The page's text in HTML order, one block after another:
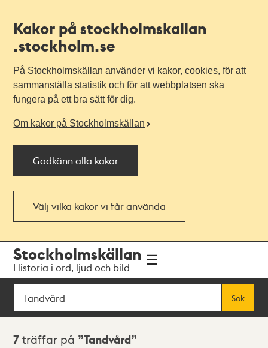
Kakor på stockholmskallan
.stockholm.se
På Stockholmskällan använder vi kakor, cookies, för att
sammanställa statistik och för att webbplatsen ska
fungera på ett bra sätt för dig.
Om kakor på Stockholmskällan
Godkänn alla kakor
Välj vilka kakor vi får använda
navigationen
huvudinnehållet
Stockholmskällan
Historia i ord, ljud och bild
Sök
Sök
Sökresultat
7 träffar på Tandvård